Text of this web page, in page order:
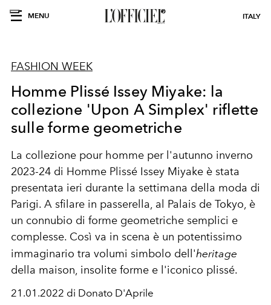
MENU ITALY
FASHION WEEK
Homme Plissé Issey Miyake: la
collezione 'Upon A Simplex' riflette
sulle forme geometriche
La collezione pour homme per l'autunno inverno
2023-24 di Homme Plissé Issey Miyake è stata
presentata ieri durante la settimana della moda di
Parigi. A sfilare in passerella, al Palais de Tokyo, è
un connubio di forme geometriche semplici e
complesse. Così va in scena è un potentissimo
immaginario tra volumi simbolo dell'heritage
della maison, insolite forme e l'iconico plissé.
21.01.2022 di Donato D'Aprile